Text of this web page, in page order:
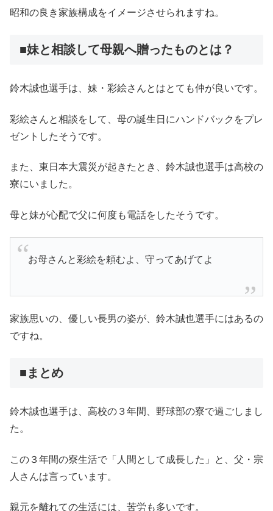
昭和の良き家族構成をイメージさせられますね。
■妹と相談して母親へ贈ったものとは？
鈴木誠也選手は、妹・彩絵さんとはとても仲が良いです。
彩絵さんと相談をして、母の誕生日にハンドバックをプレ
ゼントしたそうです。
また、東日本大震災が起きたとき、鈴木誠也選手は高校の
寮にいました。
母と妹が心配で父に何度も電話をしたそうです。
お母さんと彩絵を頼むよ、守ってあげてよ
家族思いの、優しい長男の姿が、鈴木誠也選手にはあるの
ですね。
■まとめ
鈴木誠也選手は、高校の３年間、野球部の寮で過ごしまし
た。
この３年間の寮生活で「人間として成長した」と、父・宗
人さんは言っています。
親元を離れての生活には、苦労も多いです。